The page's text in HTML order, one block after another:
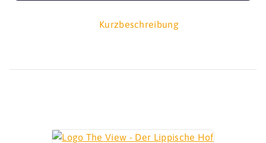
Kurzbeschreibung